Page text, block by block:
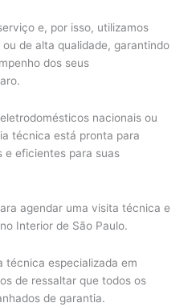
e, por isso, utilizamos
de alta qualidade, garantindo
dos seus
nacionais ou
técnica está pronta para
e eficientes para suas
agendar uma visita técnica e
Interior de São Paulo.
técnica especializada em
de ressaltar que todos os
de garantia.